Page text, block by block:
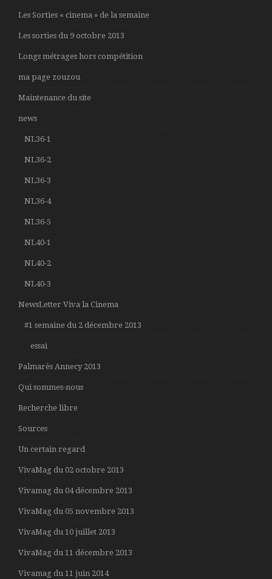
Les Sorties « cinema » de la semaine
Les sorties du 9 octobre 2013
Longs métrages hors compétition
ma page zouzou
Maintenance du site
news
NL36-1
NL36-2
NL36-3
NL36-4
NL36-5
NL40-1
NL40-2
NL40-3
NewsLetter Viva la Cinema
#1 semaine du 2 décembre 2013
essai
Palmarès Annecy 2013
Qui sommes-nous
Recherche libre
Sources
Un certain regard
VivaMag du 02 octobre 2013
Vivamag du 04 décembre 2013
VivaMag du 05 novembre 2013
VivaMag du 10 juillet 2013
VivaMag du 11 décembre 2013
Vivamag du 11 juin 2014